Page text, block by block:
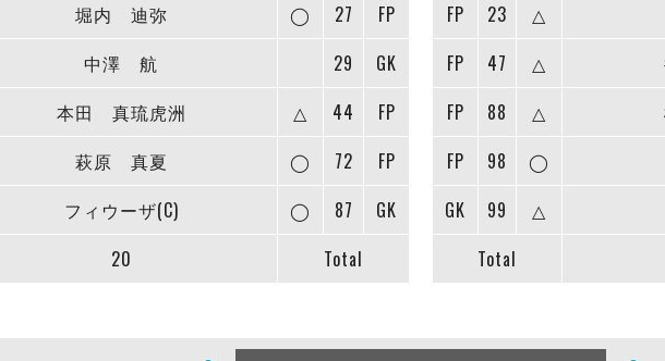
堀内 迪弥 ◯ 27
FP
中澤 航
29
GK
本田 真琉虎洲 △ 44
FP
萩原 真夏 ◯ 72
FP
フィウーザ(C)
◯ 87
GK
20 Total
FP
23 △
FP
47 △
FP
88 △
FP
98 ◯
GK
99 △
Total